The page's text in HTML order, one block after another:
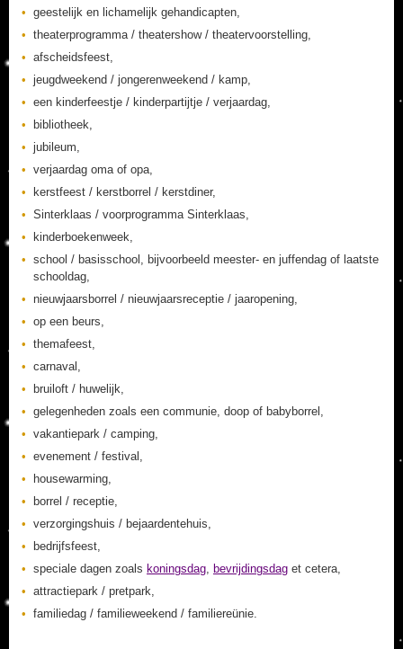
geestelijk en lichamelijk gehandicapten,
theaterprogramma / theatershow / theatervoorstelling,
afscheidsfeest,
jeugdweekend / jongerenweekend / kamp,
een kinderfeestje / kinderpartijtje / verjaardag,
bibliotheek,
jubileum,
verjaardag oma of opa,
kerstfeest / kerstborrel / kerstdiner,
Sinterklaas / voorprogramma Sinterklaas,
kinderboekenweek,
school / basisschool, bijvoorbeeld meester- en juffendag of laatste
schooldag,
nieuwjaarsborrel / nieuwjaarsreceptie / jaaropening,
op een beurs,
themafeest,
carnaval,
bruiloft / huwelijk,
gelegenheden zoals een communie, doop of babyborrel,
vakantiepark / camping,
evenement / festival,
housewarming,
borrel / receptie,
verzorgingshuis / bejaardentehuis,
bedrijfsfeest,
speciale dagen zoals koningsdag, bevrijdingsdag et cetera,
attractiepark / pretpark,
familiedag / familieweekend / familiereünie.